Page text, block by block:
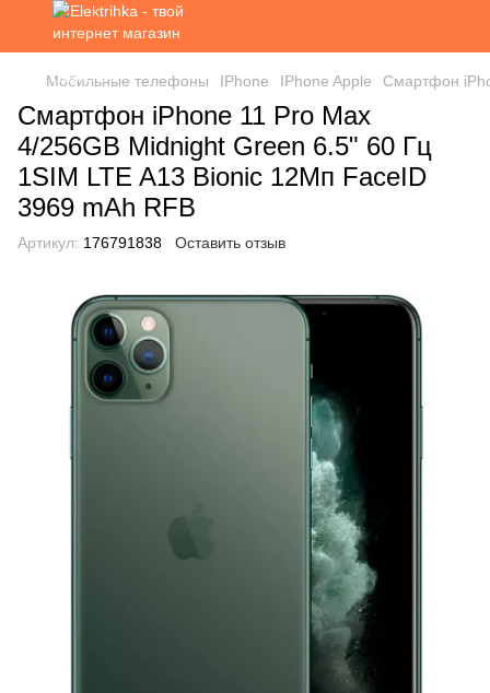
Мобильные телефоны IPhone IPhone Apple Смартфон
Смартфон iPhone 11 Pro Max
4/256GB Midnight Green 6.5" 60 Гц
1SIM LTE A13 Bionic 12Мп FaceID
3969 mAh RFB
Артикул: 176791838 Оставить отзыв